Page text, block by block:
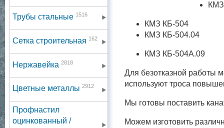
Трубы стальные 1516
Сетка строительная 162
Нержавейка 2818
Цветные металлы 2912
Профнастил
оцинкованный /
КМЗ КБ-504
КМЗ КБ-504.04
КМЗ КБ-504А.09
Для безотказной работы
используют троса
Мы готовы поставить
Можем изготовить